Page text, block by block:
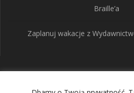
Braille’a
Zaplanuj wakacje z